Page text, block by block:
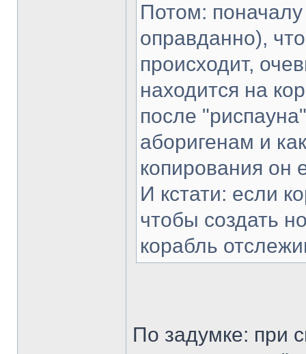
Потом:
оправданно),
происходит,
находится на
после
аборигенам и
копирования он
И кстати: если
чтобы создать
корабль
По задумке: при